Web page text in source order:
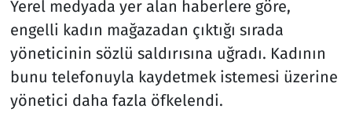
Yerel medyada yer alan haberlere göre,
engelli kadın mağazadan çıktığı sırada
yöneticinin sözlü saldırısına uğradı. Kadının
bunu telefonuyla kaydetmek istemesi üzerine
yönetici daha fazla öfkelendi.
Savunma Sanayi
Spor